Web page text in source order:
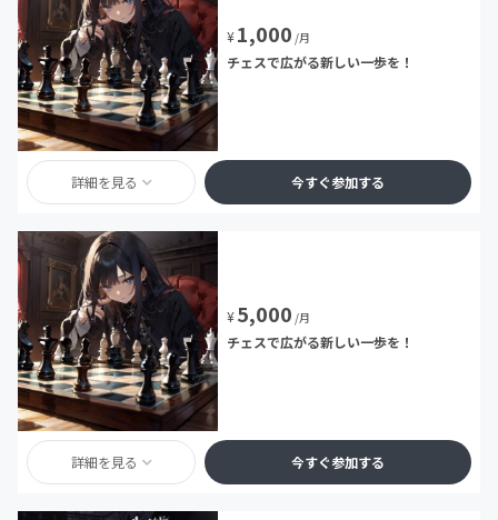
¥1,000 /月
チェスで広がる新しい一歩を！
詳細を見る 今すぐ参加する
¥5,000 /月
チェスで広がる新しい一歩を！
詳細を見る 今すぐ参加する